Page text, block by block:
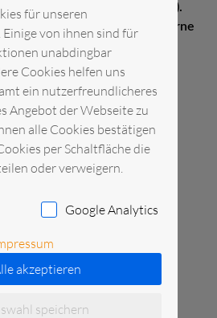
(1–21 Kalendertage).
erstellen wir Ihnen gerne
Senden Sie uns gerne eine
zusätzliche
für unseren
von ihnen sind für
unabdingbar
Cookies helfen uns
ein nutzerfreundlicheres
Angebot der Webseite zu
alle Cookies bestätigen
per Schaltfläche die
oder verweigern.
Google Analytics
akzeptieren
speichern